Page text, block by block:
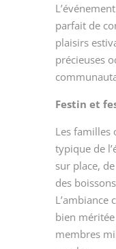
parfait de
plaisirs
précieuses
Festin et
Les familles
typique de
sur place,
des
bien
membres